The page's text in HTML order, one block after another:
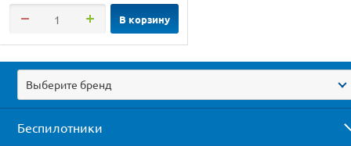
В корзину
Выберите бренд
Беспилотники